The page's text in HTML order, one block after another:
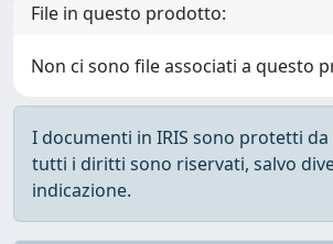
File in questo prodotto:
Non ci sono file associati a questo
I documenti in IRIS sono protetti
tutti i diritti sono riservati, salvo
indicazione.